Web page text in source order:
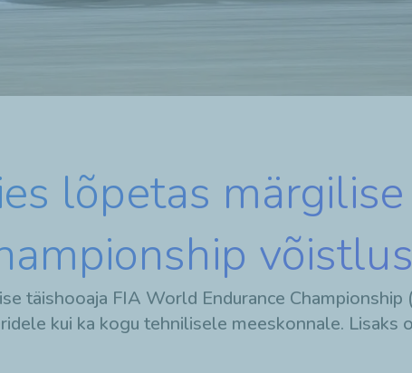
lõpetas
täishooaja FIA World Endurance Championship
kui ka kogu tehnilisele meeskonnale. Lisaks